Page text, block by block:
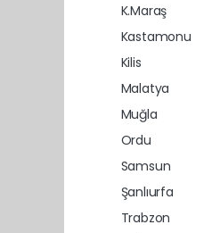
K.Maraş
Kastamonu
Kilis
Malatya
Muğla
Ordu
Samsun
Şanlıurfa
Trabzon